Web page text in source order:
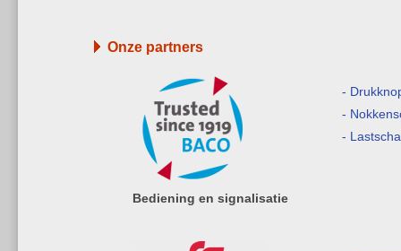
Onze partners
Bediening en signalisatie
-
-
-